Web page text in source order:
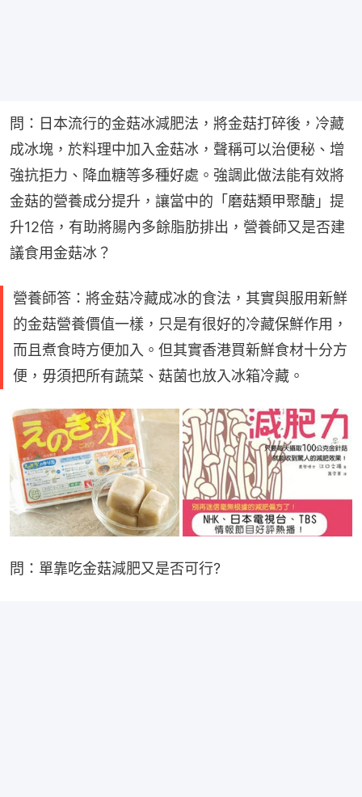
問：日本流行的金菇冰減肥法，將金菇打碎後，冷藏
成冰塊，於料理中加入金菇冰，聲稱可以治便秘、增
強抗拒力、降血糖等多種好處。強調此做法能有效將
金菇的營養成分提升，讓當中的「磨菇類甲聚醣」提
升12倍，有助將腸內多餘脂肪排出，營養師又是否建
議食用金菇冰？
營養師答：將金菇冷藏成冰的食法，其實與服用新鮮
的金菇營養價值一樣，只是有很好的冷藏保鮮作用，
而且煮食時方便加入。但其實香港買新鮮食材十分方
便，毋須把所有蔬菜、菇菌也放入冰箱冷藏。
問：單靠吃金菇減肥又是否可行?